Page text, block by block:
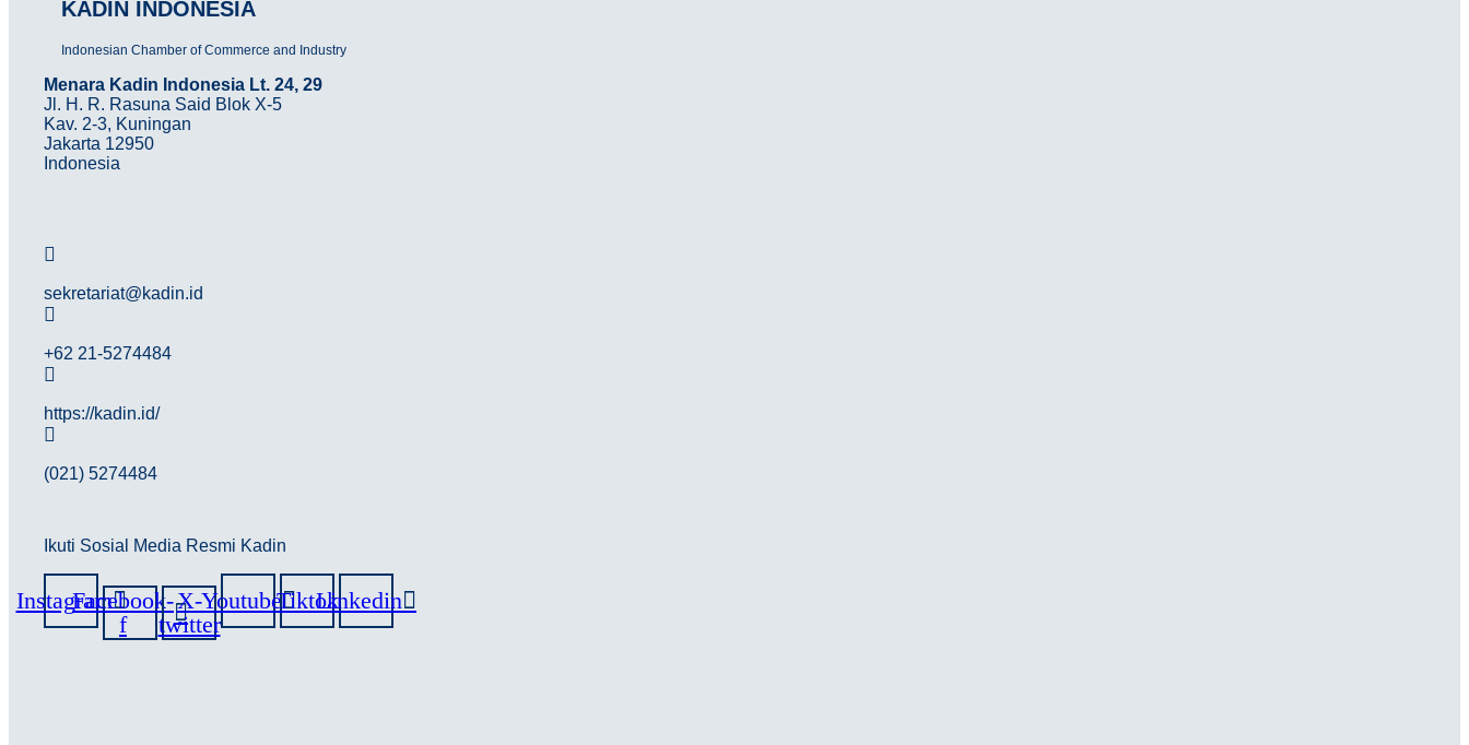
KADIN INDONESIA
Indonesian Chamber of Commerce and Industry
Menara Kadin Indonesia Lt. 24, 29
Jl. H. R. Rasuna Said Blok X-5
Kav. 2-3, Kuningan
Jakarta 12950
Indonesia
sekretariat@kadin.id
+62 21-5274484
https://kadin.id/
(021) 5274484
Ikuti Sosial Media Resmi Kadin
InstagramFacebook-
f
X-
twitter
YoutubeTiktokLinkedin